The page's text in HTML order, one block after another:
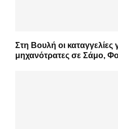
Στη Βουλή οι καταγγελίες
μηχανότρατες σε Σάμο,